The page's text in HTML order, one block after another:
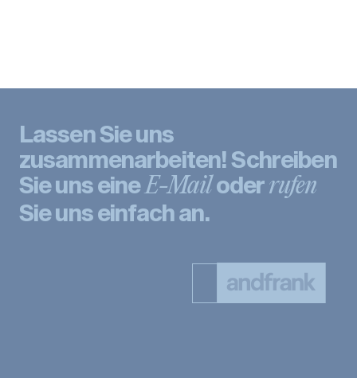
Lassen Sie uns
zusammenarbeiten! Schreiben
Sie uns eineE-Mailoderrufen
Sie uns einfach an.